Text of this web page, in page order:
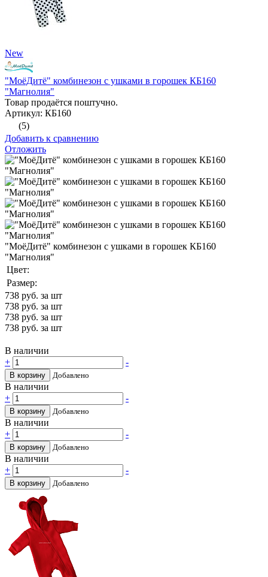
New
"МоёДитё" комбинезон с ушками в горошек КБ160
"Магнолия"
Товар продаётся поштучно.
Артикул: КБ160
(5)
Добавить к сравнению
Отложить
"МоёДитё" комбинезон с ушками в горошек КБ160
"Магнолия"
Цвет:
Размер:
738 руб. за шт
738 руб. за шт
738 руб. за шт
738 руб. за шт
В наличии
+
-
В корзину Добавлено
В наличии
+
-
В корзину Добавлено
В наличии
+
-
В корзину Добавлено
В наличии
+
-
В корзину Добавлено